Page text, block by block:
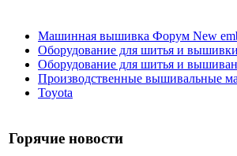
Машинная вышивка Форум New
Оборудование для шитья и вышивки
Оборудование для шитья и
Производственные вышивальные
Toyota
Горячие новости